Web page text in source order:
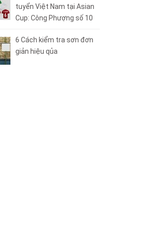
tuyển Việt Nam tại Asian
Cup: Công Phượng số 10
6 Cách kiểm tra sơn đơn
giản hiệu qủa